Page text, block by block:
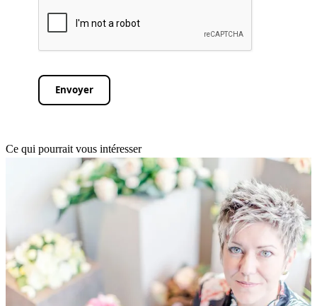
Envoyer
Ce qui pourrait vous intéresser